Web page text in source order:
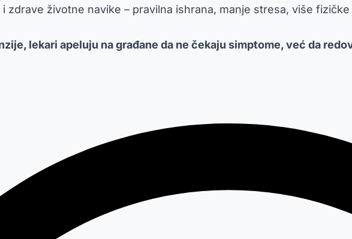
zdrave životne navike – pravilna ishrana, manje stresa, više
lekari apeluju na građane da ne čekaju simptome, već da